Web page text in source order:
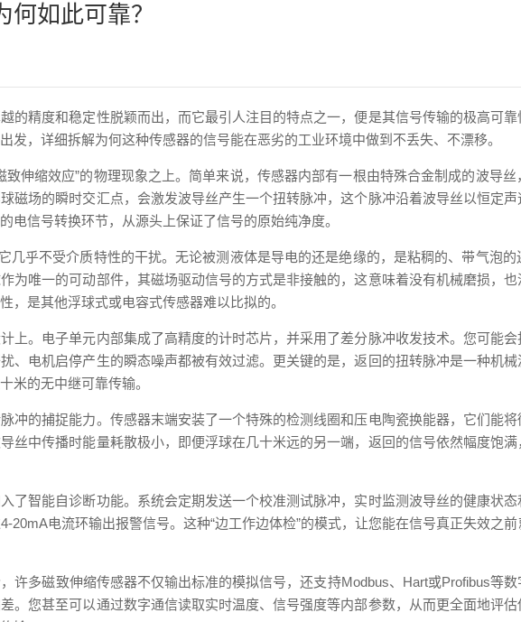
如此可靠？
的精度和稳定性脱颖而出，而它最引人注目的特点之一，便是其信号传输的极高可
，详细拆解为何这种传感器的信号能在恶劣的工业环境中做到不丢失、不漂移。
伸缩效应”的物理现象之上。简单来说，传感器内部有一根由特殊合金制成的波导
磁场的瞬时交汇点，会激发波导丝产生一个扭转脉冲，这个脉冲沿着波导丝以恒定
信号转换环节，从源头上保证了信号的原始纯净度。
几乎不受介质特性的干扰。无论被测液体是导电的还是绝缘的，是粘稠的、带气泡
为唯一的可动部件，其磁场驱动信号的方式是非接触的，这意味着没有机械磨损，
，是其他浮球式或电容式传感器难以比拟的。
上。电子单元内部集成了高精度的计时芯片，并采用了差分脉冲收发技术。您可能
、电机启停产生的瞬态噪声都被有效过滤。更关键的是，返回的扭转脉冲是一种机
米的无中继可靠传输。
冲的捕捉能力。传感器末端安装了一个特殊的检测线圈和压电陶瓷换能器，它们能
丝中传播时能量耗散极小，即便浮球在几十米远的另一端，返回的信号依然幅度饱
了智能自诊断功能。系统会定期发送一个校准测试脉冲，实时监测波导丝的健康状
电流环输出报警信号。这种“边工作边体检”的模式，让您能在信号真正失效之
许多磁致伸缩传感器不仅输出标准的模拟信号，还支持Modbus、Hart或Profibus等
。您甚至可以通过数字通信读取实时温度、信号强度等内部参数，从而更全面地评估